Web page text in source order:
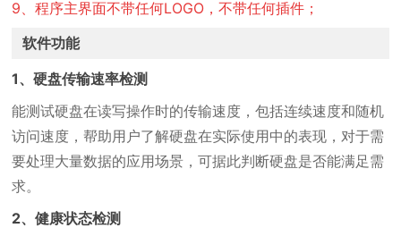
9、程序主界面不带任何LOGO，不带任何插件；
软件功能
1、硬盘传输速率检测
能测试硬盘在读写操作时的传输速度，包括连续速度和随机
访问速度，帮助用户了解硬盘在实际使用中的表现，对于需
要处理大量数据的应用场景，可据此判断硬盘是否能满足需
求。
2、健康状态检测